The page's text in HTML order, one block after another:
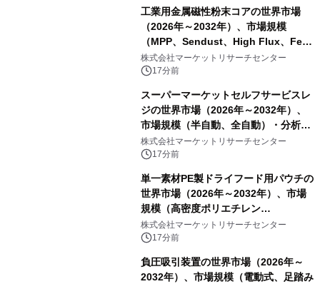
工業用金属磁性粉末コアの世界市場
（2026年～2032年）、市場規模
（MPP、Sendust、High Flux、Fe-
Si、その他）・分析レポートを発表
株式会社マーケットリサーチセンター
17分前
スーパーマーケットセルフサービスレ
ジの世界市場（2026年～2032年）、
市場規模（半自動、全自動）・分析レ
ポートを発表
株式会社マーケットリサーチセンター
17分前
単一素材PE製ドライフード用パウチの
世界市場（2026年～2032年）、市場
規模（高密度ポリエチレン
（HDPE）、低密度ポリエチレン
（LDPE）、直鎖型LDPE、その他）・
株式会社マーケットリサーチセンター
17分前
負圧吸引装置の世界市場（2026年～
2032年）、市場規模（電動式、足踏み